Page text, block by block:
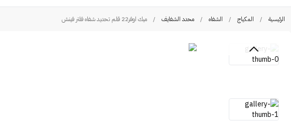
الرئيسية / المكياج / الشفاه / محدد الشفايف / ميك اوفر22 قلم تحديد شفاه فلتر فينش